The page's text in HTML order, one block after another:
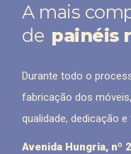
A mais
de painéis
Durante todo o
fabricação dos
qualidade, dedicação
Avenida Hungria, nº